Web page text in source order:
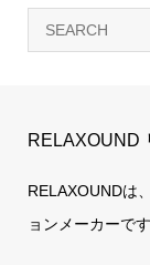
RELAXOUND
RELAXOUNDは
ョンメーカーです